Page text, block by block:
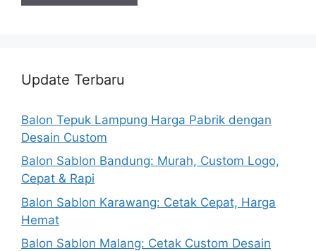
Update Terbaru
Balon Tepuk Lampung Harga Pabrik dengan
Desain Custom
Balon Sablon Bandung: Murah, Custom Logo,
Cepat & Rapi
Balon Sablon Karawang: Cetak Cepat, Harga
Hemat
Balon Sablon Malang: Cetak Custom Desain